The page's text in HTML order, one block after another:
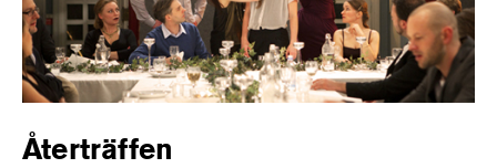
Återträffen